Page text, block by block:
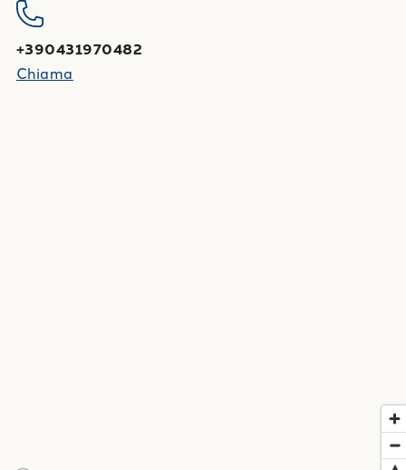
+390431970482
Chiama